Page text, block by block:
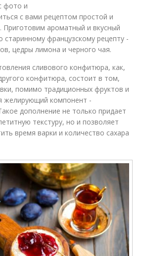
фото и
с вами рецептом простой и
Приготовим ароматный и вкусный
старинному французскому рецепту -
цедры лимона и черного чая.
сливового конфитюра, как,
конфитюра, состоит в том,
помимо традиционных фруктов и
желирующий компонент -
дополнение не только придает
текстуру, но и позволяет
время варки и количество сахара